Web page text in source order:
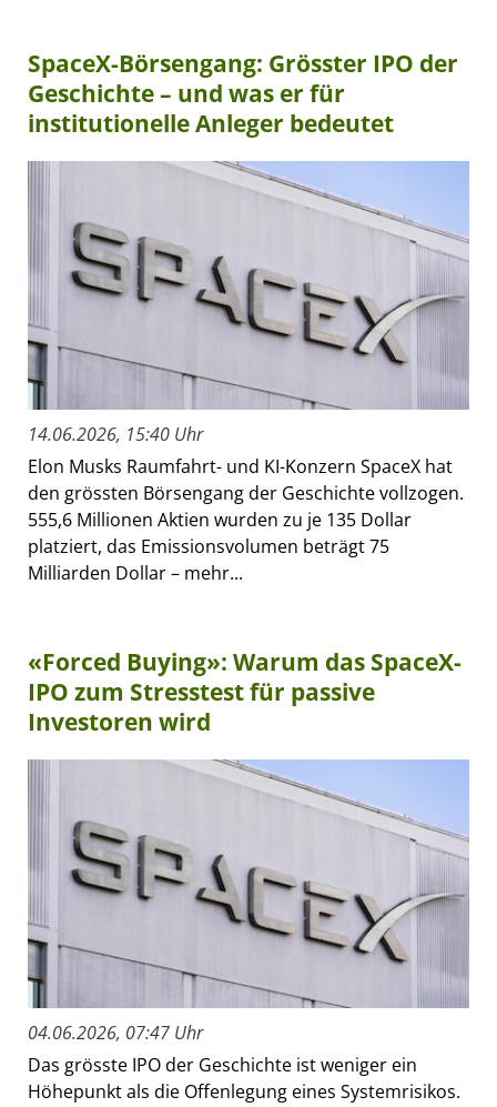
SpaceX-Börsengang: Grösster IPO der
Geschichte – und was er für
institutionelle Anleger bedeutet
14.06.2026, 15:40 Uhr
Elon Musks Raumfahrt- und KI-Konzern SpaceX hat
den grössten Börsengang der Geschichte vollzogen.
555,6 Millionen Aktien wurden zu je 135 Dollar
platziert, das Emissionsvolumen beträgt 75
Milliarden Dollar – mehr...
«Forced Buying»: Warum das SpaceX-
IPO zum Stresstest für passive
Investoren wird
04.06.2026, 07:47 Uhr
Das grösste IPO der Geschichte ist weniger ein
Höhepunkt als die Offenlegung eines Systemrisikos.